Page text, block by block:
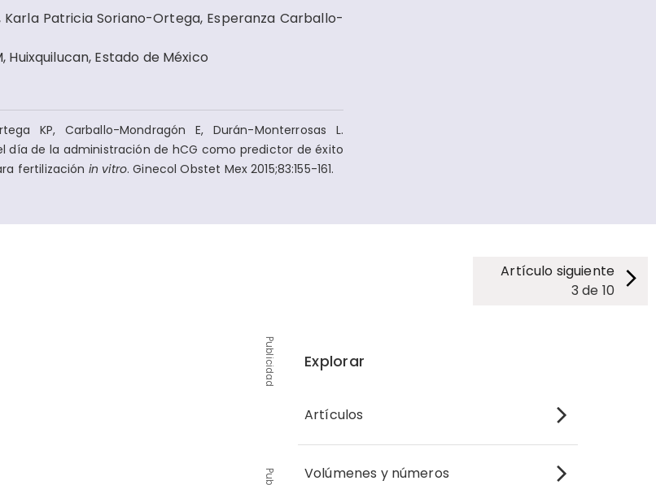
Patricia Soriano-Ortega, Esperanza Carballo-
Estado de México
KP, Carballo-Mondragón E, Durán-Monterrosas L.
día de la administración de hCG como predictor de éxito
fertilización in vitro. Ginecol Obstet Mex 2015;83:155-161.
Artículo siguiente
3 de 10
Publicidad Explorar
Artículos
Volúmenes y números